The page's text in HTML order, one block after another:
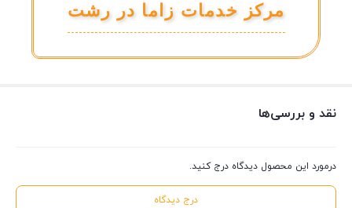
مرکز خدمات زاما در رشت
نقد و بررسی‌ها
درمورد این محصول دیدگاه درج کنید.
درج دیدگاه